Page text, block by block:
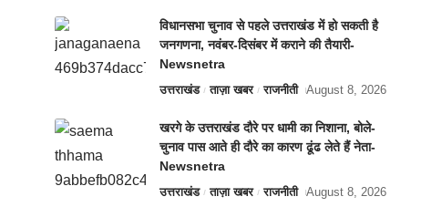
विधानसभा चुनाव से पहले उत्तराखंड में हो सकती है
जनगणना, नवंबर-दिसंबर में कराने की तैयारी-
Newsnetra
उत्तराखंड ताज़ा खबर राजनीती August 8, 2026
खरगे के उत्तराखंड दौरे पर धामी का निशाना, बोले-
चुनाव पास आते ही दौरे का कारण ढूंढ लेते हैं नेता-
Newsnetra
उत्तराखंड ताज़ा खबर राजनीती August 8, 2026